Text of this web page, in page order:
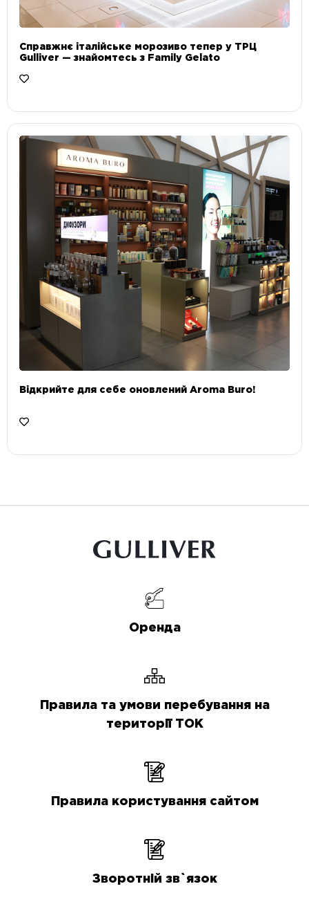
Справжнє італійське морозиво тепер у ТРЦ
Gulliver — знайомтесь з Family Gelato
Відкрийте для себе оновлений Aroma Buro! ⠀
Оренда
Правила та умови перебування на
території ТОК
Правила користування сайтом
Зворотній зв`язок